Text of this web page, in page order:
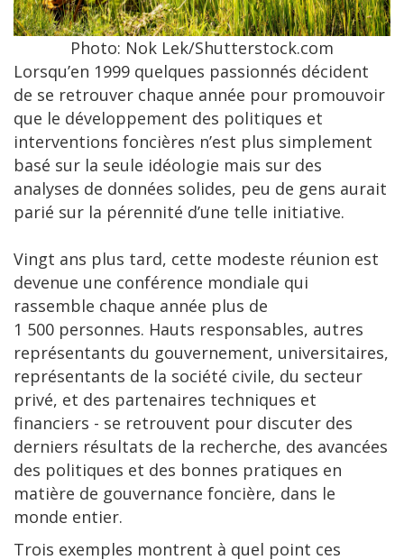
Photo: Nok Lek/Shutterstock.com
Lorsqu’en 1999 quelques passionnés décident
de se retrouver chaque année pour promouvoir
que le développement des politiques et
interventions foncières n’est plus simplement
basé sur la seule idéologie mais sur des
analyses de données solides, peu de gens aurait
parié sur la pérennité d’une telle initiative.
Vingt ans plus tard, cette modeste réunion est
devenue une conférence mondiale qui
rassemble chaque année plus de
1 500 personnes. Hauts responsables, autres
représentants du gouvernement, universitaires,
représentants de la société civile, du secteur
privé, et des partenaires techniques et
financiers - se retrouvent pour discuter des
derniers résultats de la recherche, des avancées
des politiques et des bonnes pratiques en
matière de gouvernance foncière, dans le
monde entier.
Trois exemples montrent à quel point ces